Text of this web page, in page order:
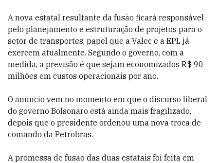
A nova estatal resultante da fusão ficará responsável
pelo planejamento e estruturação de projetos para o
setor de transportes, papel que a Valec e a EPL já
exercem atualmente. Segundo o governo, com a
medida, a previsão é que sejam economizados R$ 90
milhões em custos operacionais por ano.
O anúncio vem no momento em que o discurso liberal
do governo Bolsonaro está ainda mais fragilizado,
depois que o presidente ordenou uma nova troca de
comando da Petrobras.
A promessa de fusão das duas estatais foi feita em